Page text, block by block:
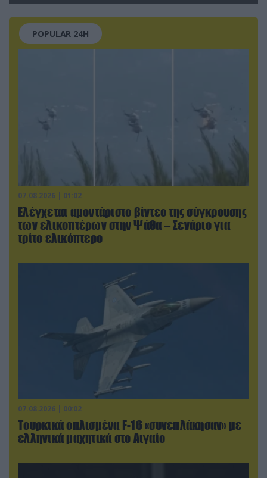
POPULAR 24H
07.08.2026 | 01:02
Ελέγχεται αμοντάριστο βίντεο της σύγκρουσης
των ελικοπτέρων στην Ψάθα – Σενάριο για
τρίτο ελικόπτερο
07.08.2026 | 00:02
Τουρκικά οπλισμένα F-16 «συνεπλάκησαν» με
ελληνικά μαχητικά στο Αιγαίο